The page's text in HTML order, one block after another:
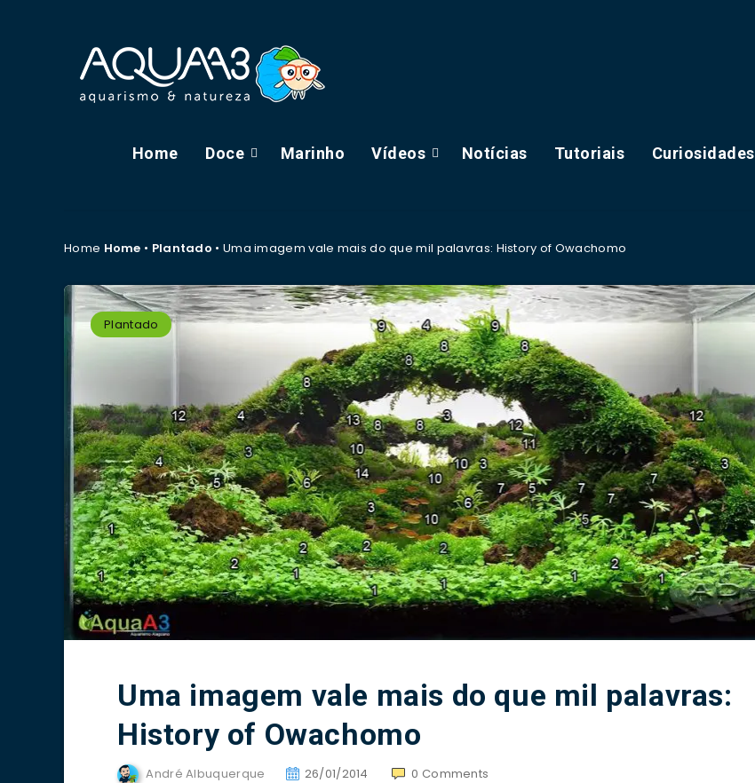
Home Doce Marinho Vídeos Notícias Tutoriais Curiosidades
Home Home • Plantado • Uma imagem vale mais do que mil palavras: History of Owachomo
Plantado
Uma imagem vale mais do que mil palavras:
History of Owachomo
André Albuquerque 26/01/2014 0 Comments